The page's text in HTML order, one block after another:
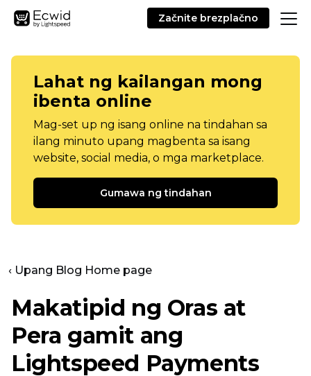
Začnite brezplačno
Lahat ng kailangan mong
ibenta online
Mag-set up ng isang online na tindahan sa
ilang minuto upang magbenta sa isang
website, social media, o mga marketplace.
Gumawa ng tindahan
‹ Upang Blog Home page
Makatipid ng Oras at
Pera gamit ang
Lightspeed Payments